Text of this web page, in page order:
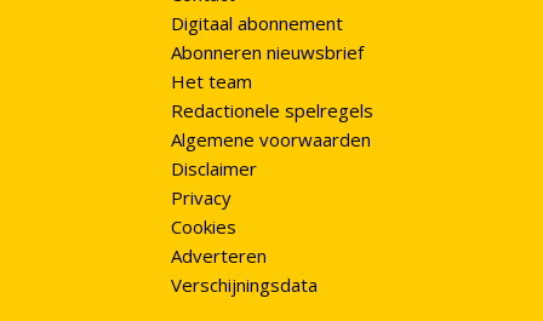
Digitaal abonnement
Abonneren nieuwsbrief
Het team
Redactionele spelregels
Algemene voorwaarden
Disclaimer
Privacy
Cookies
Adverteren
Verschijningsdata